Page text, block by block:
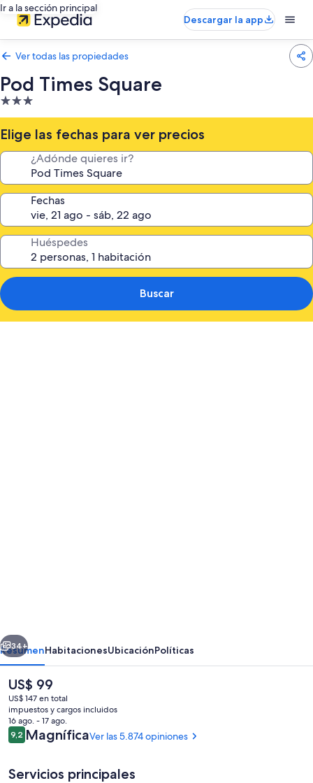
Ir a la sección principal
Descargar la app
Ver todas las propiedades
Pod Times Square
Propiedad
de
3.0
estrellas
Elige las fechas para ver precios
¿Adónde quieres ir?
Fechas
Huéspedes
Buscar
Siguiente
34+
ResumenHabitacionesUbicaciónPolíticas
El
precio
actual
es
de
US$ 99
US$ 99
US$ 147 en total
impuestos y cargos incluidos
16 ago. - 17 ago.
Opiniones
9,29,2 de 10
MagníficaVer las 5.874 opiniones
Servicios principales